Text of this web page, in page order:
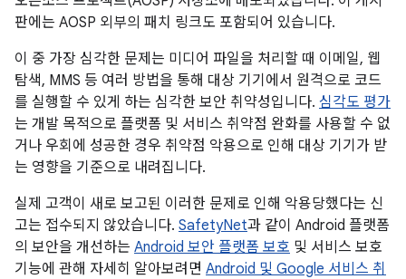
판에는 AOSP 외부의 패치 링크도 포함되어 있습니다.
이 중 가장 심각한 문제는 미디어 파일을 처리할 때 이메일, 웹
탐색, MMS 등 여러 방법을 통해 대상 기기에서 원격으로 코드
를 실행할 수 있게 하는 심각한 보안 취약성입니다. 심각도 평가
는 개발 목적으로 플랫폼 및 서비스 취약점 완화를 사용할 수 없
거나 우회에 성공한 경우 취약점 악용으로 인해 대상 기기가 받
는 영향을 기준으로 내려집니다.
실제 고객이 새로 보고된 이러한 문제로 인해 악용당했다는 신
고는 접수되지 않았습니다. SafetyNet과 같이 Android 플랫폼
의 보안을 개선하는 Android 보안 플랫폼 보호 및 서비스 보호
기능에 관해 자세히 알아보려면 Android 및 Google 서비스 취